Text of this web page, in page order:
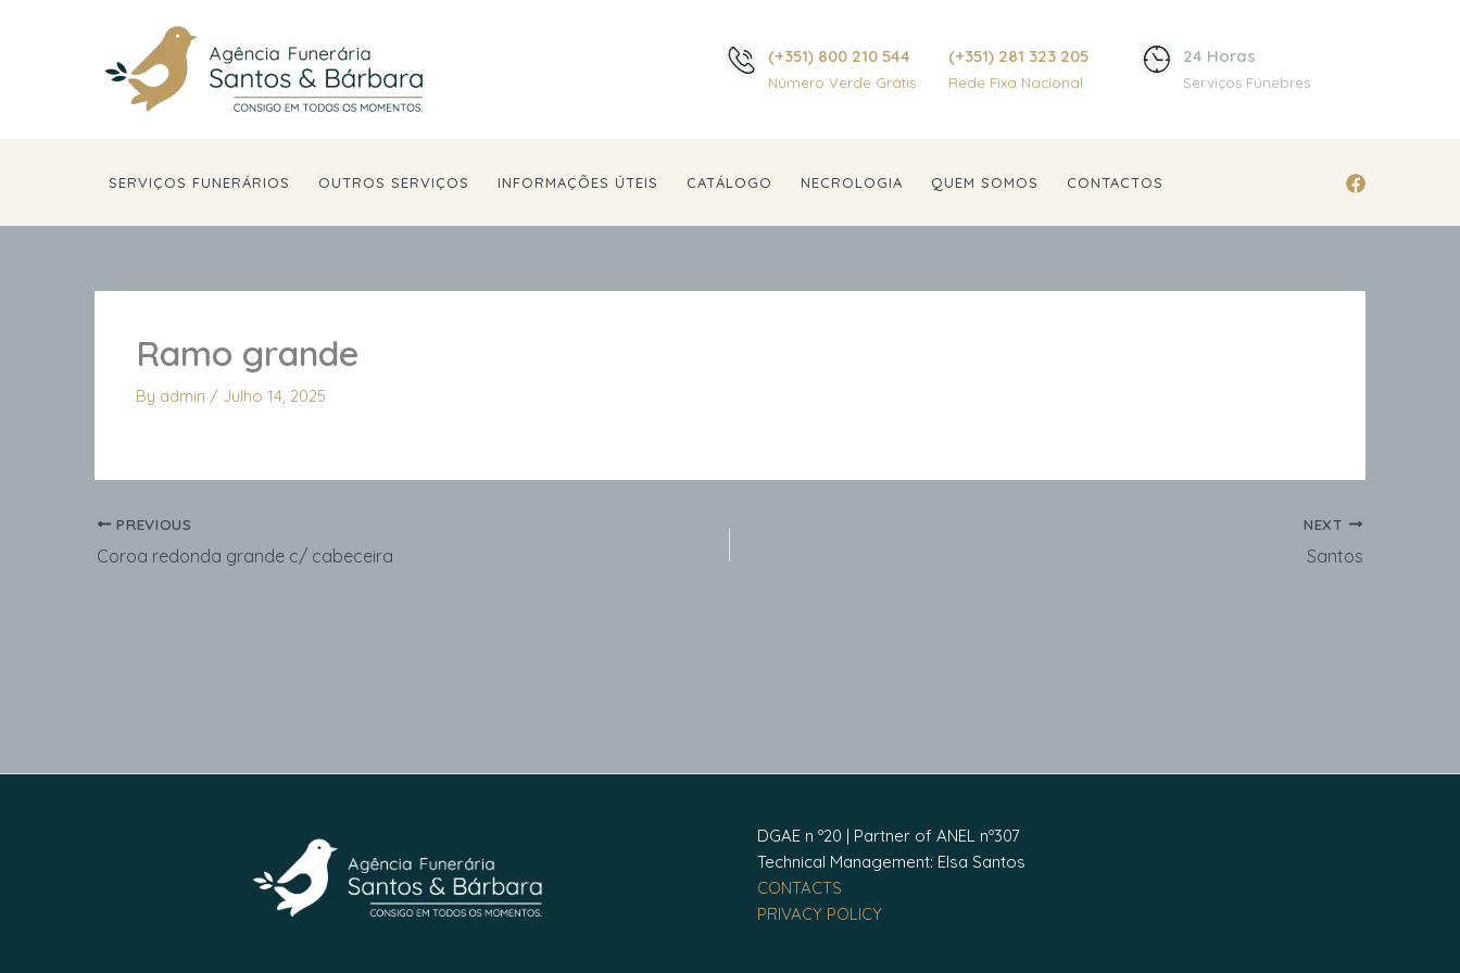
(+351) 800 210 544
Número Verde Grátis
(+351) 281 323 205
Rede Fixa Nacional
24 Horas
Serviços Fúnebres
SERVIÇOS FUNERÁRIOS OUTROS SERVIÇOS INFORMAÇÕES ÚTEIS CATÁLOGO NECROLOGIA QUEM SOMOS CONTACTOS
Ramo grande
By admin / Julho 14, 2025
PREVIOUS
Coroa redonda grande c/ cabeceira
NEXT
Santos
DGAE n º20 | Partner of ANEL nº307
Technical Management: Elsa Santos
CONTACTS
PRIVACY POLICY